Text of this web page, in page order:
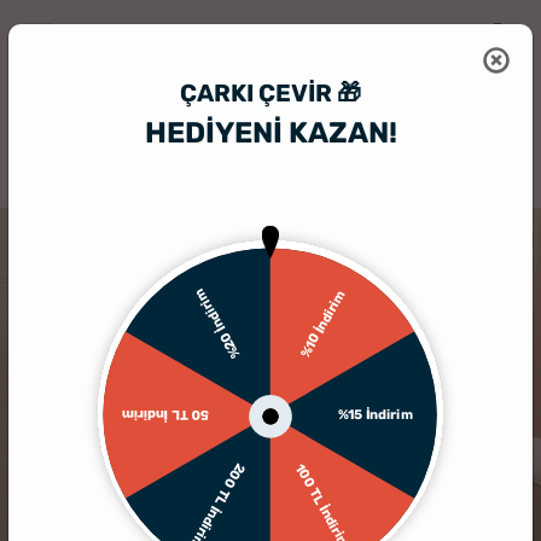
ÇARKI ÇEVIR 🎁
HEDİYENİ KAZAN!
%10 İndirim
%15 İndirim
100 TL İndirim
200 TL İndirim
50 TL İndirim
%20 İndirim